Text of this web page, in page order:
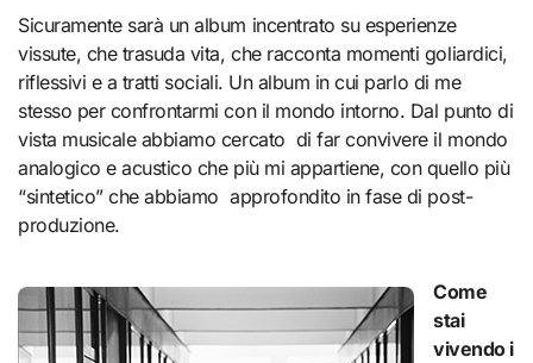
Sicuramente sarà un album incentrato su esperienze
vissute, che trasuda vita, che racconta momenti goliardici,
riflessivi e a tratti sociali. Un album in cui parlo di me
stesso per confrontarmi con il mondo intorno. Dal punto di
vista musicale abbiamo cercato di far convivere il mondo
analogico e acustico che più mi appartiene, con quello più
“sintetico” che abbiamo approfondito in fase di post-
produzione.
Come
stai
vivendo i